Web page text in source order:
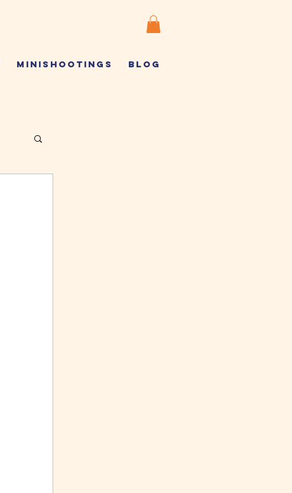
MINISHOOTINGS BLOG